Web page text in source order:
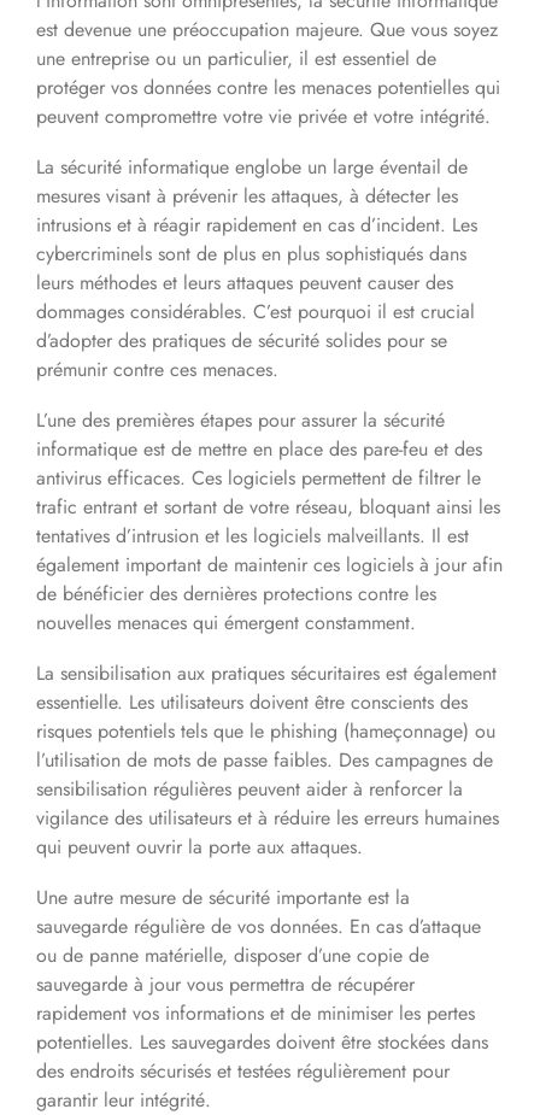
est devenue une préoccupation majeure. Que vous soyez
une entreprise ou un particulier, il est essentiel de
protéger vos données contre les menaces potentielles qui
peuvent compromettre votre vie privée et votre intégrité.
La sécurité informatique englobe un large éventail de
mesures visant à prévenir les attaques, à détecter les
intrusions et à réagir rapidement en cas d’incident. Les
cybercriminels sont de plus en plus sophistiqués dans
leurs méthodes et leurs attaques peuvent causer des
dommages considérables. C’est pourquoi il est crucial
d’adopter des pratiques de sécurité solides pour se
prémunir contre ces menaces.
L’une des premières étapes pour assurer la sécurité
informatique est de mettre en place des pare-feu et des
antivirus efficaces. Ces logiciels permettent de filtrer le
trafic entrant et sortant de votre réseau, bloquant ainsi les
tentatives d’intrusion et les logiciels malveillants. Il est
également important de maintenir ces logiciels à jour afin
de bénéficier des dernières protections contre les
nouvelles menaces qui émergent constamment.
La sensibilisation aux pratiques sécuritaires est également
essentielle. Les utilisateurs doivent être conscients des
risques potentiels tels que le phishing (hameçonnage) ou
l’utilisation de mots de passe faibles. Des campagnes de
sensibilisation régulières peuvent aider à renforcer la
vigilance des utilisateurs et à réduire les erreurs humaines
qui peuvent ouvrir la porte aux attaques.
Une autre mesure de sécurité importante est la
sauvegarde régulière de vos données. En cas d’attaque
ou de panne matérielle, disposer d’une copie de
sauvegarde à jour vous permettra de récupérer
rapidement vos informations et de minimiser les pertes
potentielles. Les sauvegardes doivent être stockées dans
des endroits sécurisés et testées régulièrement pour
garantir leur intégrité.